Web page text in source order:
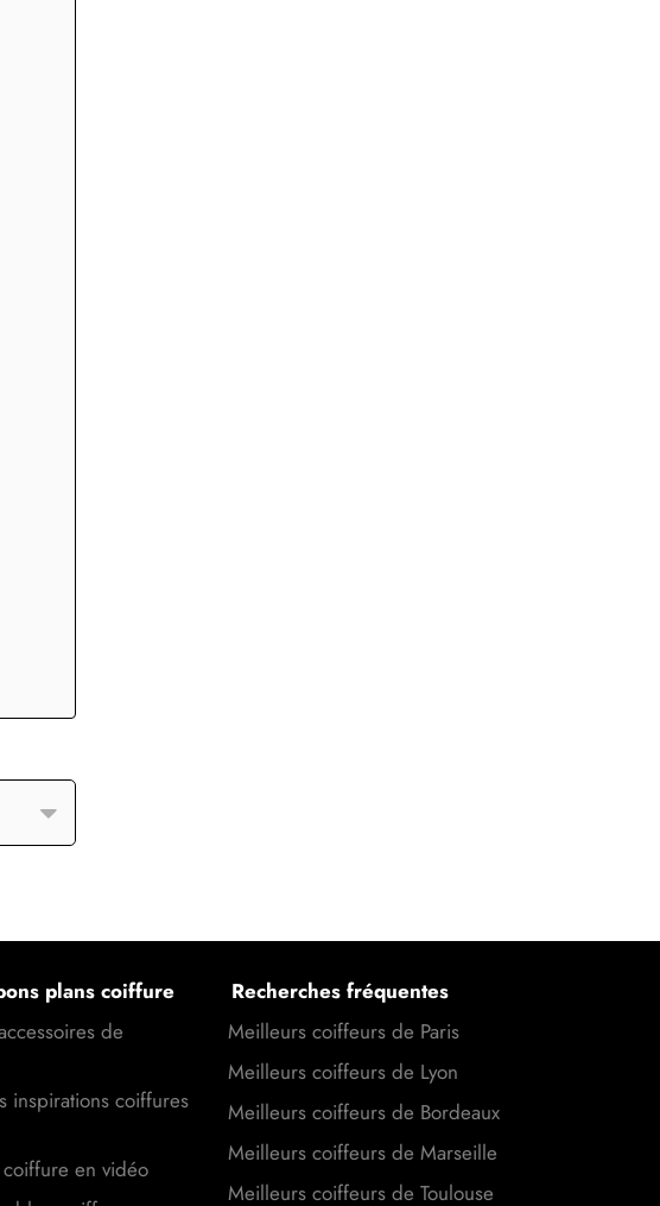
plans coiffure
de
inspirations coiffures
coiffure en vidéo
Recherches fréquentes
Meilleurs coiffeurs de Paris
Meilleurs coiffeurs de Lyon
Meilleurs coiffeurs de Bordeaux
Meilleurs coiffeurs de Marseille
Meilleurs coiffeurs de Toulouse